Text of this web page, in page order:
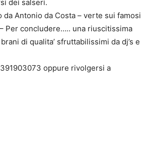
dei salseri.
da Antonio da Costa – verte sui famosi
– Per concludere….. una riuscitissima
di qualita’ sfruttabilissimi da dj’s e
oppure rivolgersi a